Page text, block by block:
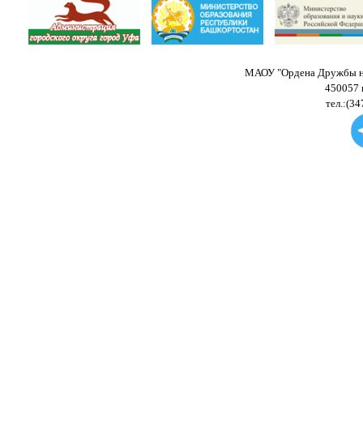
МАОУ "Ордена Дружбы
450057